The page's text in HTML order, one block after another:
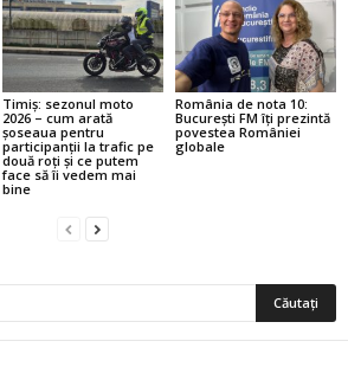
Timiș: sezonul moto
2026 – cum arată
șoseaua pentru
participanții la trafic pe
două roți și ce putem
face să îi vedem mai
bine
România de nota 10:
București FM îți prezintă
povestea României
globale